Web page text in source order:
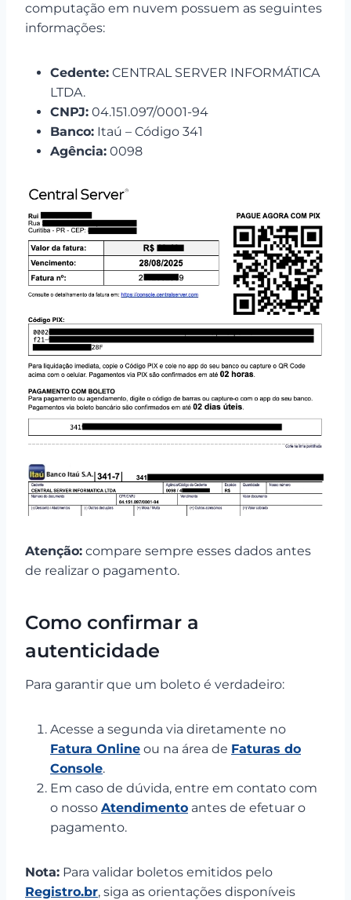
computação em nuvem possuem as seguintes
informações:
Cedente: CENTRAL SERVER INFORMÁTICA
LTDA.
CNPJ: 04.151.097/0001-94
Banco: Itaú – Código 341
Agência: 0098
Atenção: compare sempre esses dados antes
de realizar o pagamento.
Como confirmar a
autenticidade
Para garantir que um boleto é verdadeiro:
Acesse a segunda via diretamente no
Fatura Online ou na área de Faturas do
Console.
Em caso de dúvida, entre em contato com
o nosso Atendimento antes de efetuar o
pagamento.
Nota: Para validar boletos emitidos pelo
Registro.br, siga as orientações disponíveis